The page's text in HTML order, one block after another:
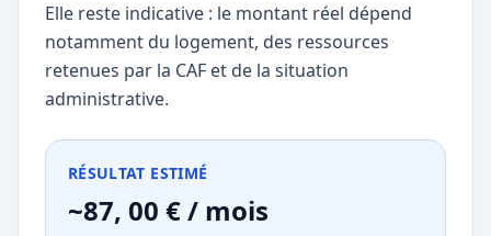
Elle reste indicative : le montant réel dépend
notamment du logement, des ressources
retenues par la CAF et de la situation
administrative.
RÉSULTAT ESTIMÉ
~87, 00 € / mois